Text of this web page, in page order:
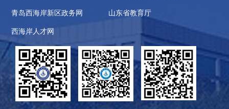
青岛西海岸新区政务网
山东省教育厅
西海岸人才网